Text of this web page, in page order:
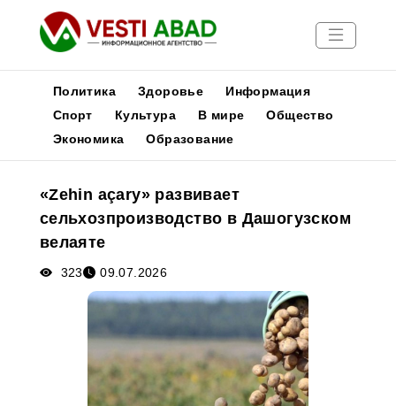
Новости
Медиа
Афиша
Политика Здоровье
Информация
Спорт
Культура В мире
Общество
Экономика
Образование
«Zehin açary» развивает
сельхозпроизводство в Дашогузском
велаяте
323 09.07.2026